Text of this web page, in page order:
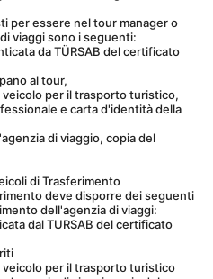
viaggi sono i seguenti:
al tour,
veicolo per il trasporto turistico,
di Trasferimento
dell'agenzia di viaggi:
veicolo per il trasporto turistico